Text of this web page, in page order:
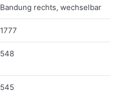
Bandung rechts, wechselbar
1777
548
545